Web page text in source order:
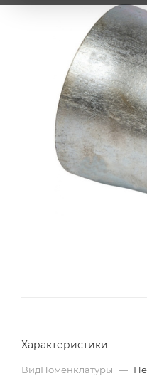
Характеристики
ВидНоменклатуры —